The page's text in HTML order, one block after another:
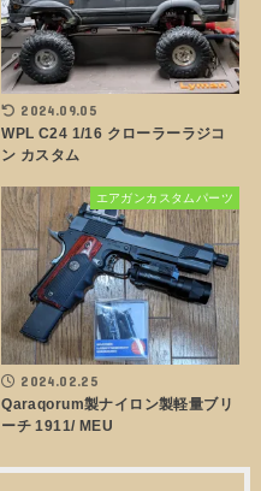
2024.09.05
WPL C24 1/16 クローラーラジコ
ン カスタム
エアガンカスタムパーツ
2024.02.25
Qaraqorum製ナイロン製軽量ブリ
ーチ 1911/ MEU